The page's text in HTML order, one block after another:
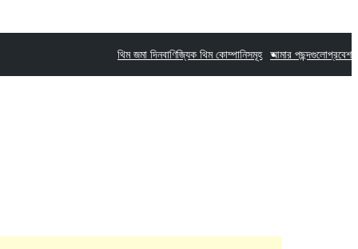
থিম জমা দিনবাণিজ্যিক থিম কোম্পানিসমূহ আমার পছন্দগুলোপ্রবেশ